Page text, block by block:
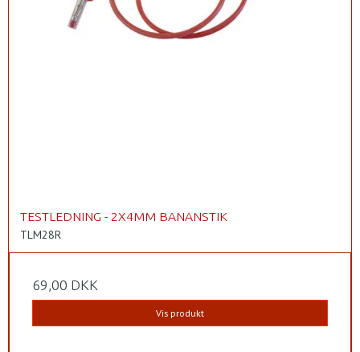
TESTLEDNING - 2X4MM BANANSTIK
TLM28R
69,00 DKK
Vis produkt